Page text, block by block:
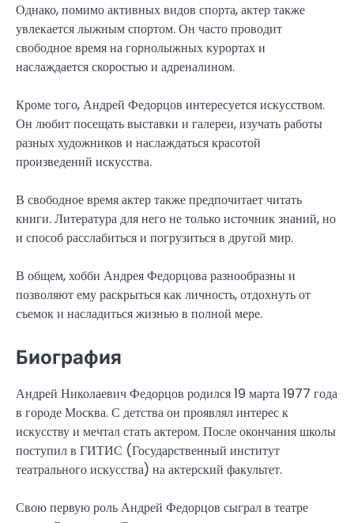
Однако, помимо активных видов спорта, актер также
увлекается лыжным спортом. Он часто проводит
свободное время на горнолыжных курортах и
наслаждается скоростью и адреналином.
Кроме того, Андрей Федорцов интересуется искусством.
Он любит посещать выставки и галереи, изучать работы
разных художников и наслаждаться красотой
произведений искусства.
В свободное время актер также предпочитает читать
книги. Литература для него не только источник знаний, но
и способ расслабиться и погрузиться в другой мир.
В общем, хобби Андрея Федорцова разнообразны и
позволяют ему раскрыться как личность, отдохнуть от
съемок и насладиться жизнью в полной мере.
Биография
Андрей Николаевич Федорцов родился 19 марта 1977 года
в городе Москва. С детства он проявлял интерес к
искусству и мечтал стать актером. После окончания школы
поступил в ГИТИС (Государственный институт
театрального искусства) на актерский факультет.
Свою первую роль Андрей Федорцов сыграл в театре